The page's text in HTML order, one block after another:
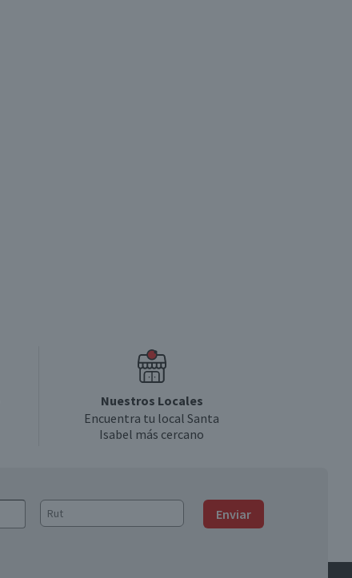
Nuestros Locales
Encuentra tu local Santa
Isabel más cercano
Enviar